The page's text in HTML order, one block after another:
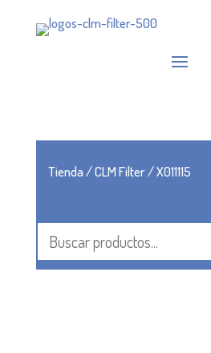
Tienda/CLM Filter/ X011115